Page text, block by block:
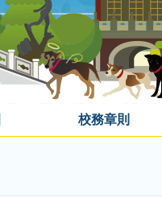
校務章則